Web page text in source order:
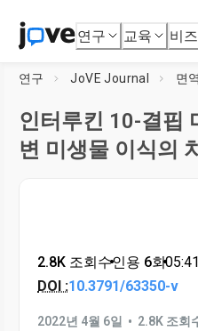
연구 교육 비
연구 JoVE Journal 면
인터루킨 10-결핍
변 미생물 이식의
2.8K 조회수•인용 6회•05:41
DOI :10.3791/63350-v
2022년 4월 6일 • 2.8K 조회